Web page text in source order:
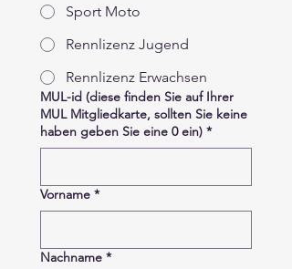
Sport Moto
Rennlizenz Jugend
Rennlizenz Erwachsen
MUL-id (diese finden Sie auf Ihrer
MUL Mitgliedkarte, sollten Sie keine
haben geben Sie eine 0 ein) *
Vorname *
Nachname *